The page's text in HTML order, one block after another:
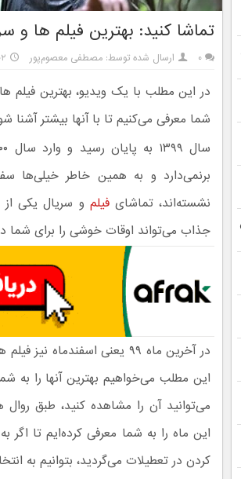
تماشا کنید: بهترین فیلم ها و
۰ ارسال شده توسط: مصطفی معصوم‌پور ۰۲ فروردین
شما معرفی می‌کنیم تا با آنها بیشتر آشنا
برنمی‌دارد و به همین خاطر خیلی‌ها
نشسته‌اند، تماشایفیلم و سریال یکی
جذاب می‌تواند اوقات خوشی را برای شما در نوروز ۱۴۰۰
در آخرین ماه ۹۹ یعنی
این مطلب می‌خواهیم بهترین آنها را به
می‌توانید آن را مشاهده کنید، طبق
این ماه را به شما معرفی کرده‌ایم تا
کردن در تعطیلات می‌گردید، بتوانیم به